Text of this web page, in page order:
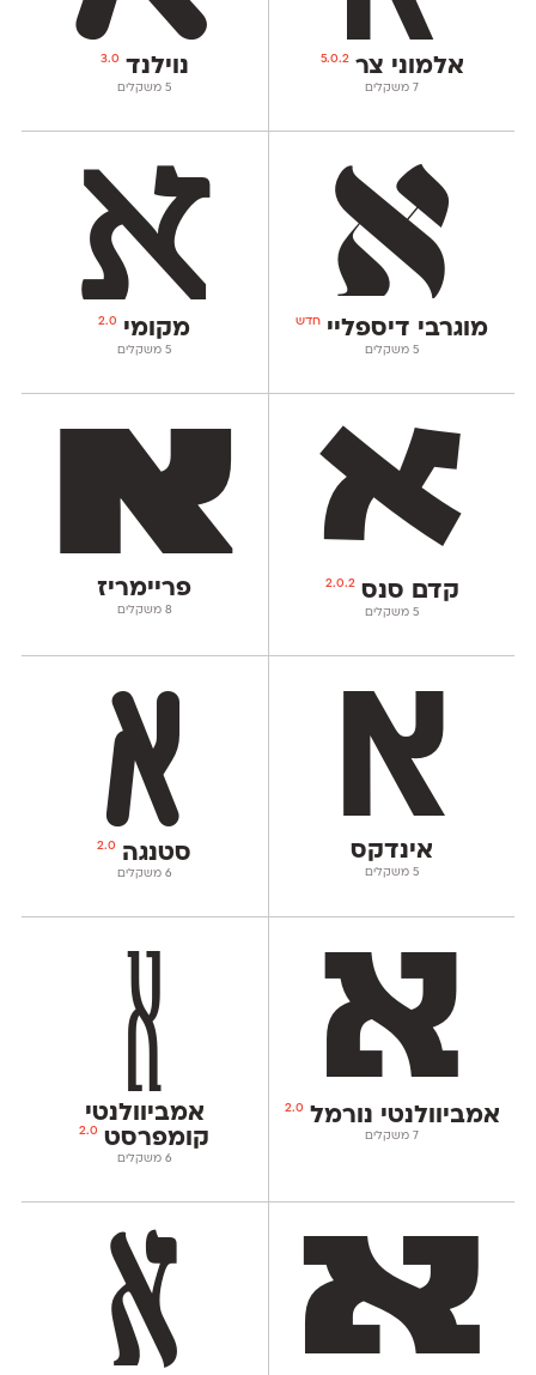
אלמוני צר5.0.2
‫7 משקלים
נוילנד 3.0
‫5 משקלים
מוגרבי דיספליי חדש
‫5 משקלים
מקומי 2.0
‫5 משקלים
קדם סנס2.0.2
‫5 משקלים
פריימריז
‫8 משקלים
אינדקס
‫5 משקלים
סטנגה 2.0
‫6 משקלים
אמביוולנטי נורמל 2.0
‫7 משקלים
אמביוולנטי
קומפרסט
2.0
‫6 משקלים